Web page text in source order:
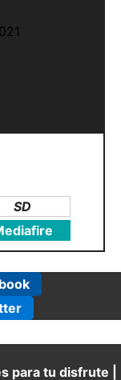
SD
para tu disfrute |